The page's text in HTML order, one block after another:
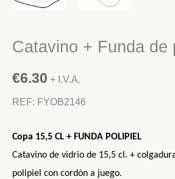
Catavino + Funda de
€6.30 + I.V.A.
REF: FYOB2146
Copa 15,5 CL + FUNDA POLIPIEL
Catavino de vidrio de 15,5 cl. +
polipiel con cordón a juego.